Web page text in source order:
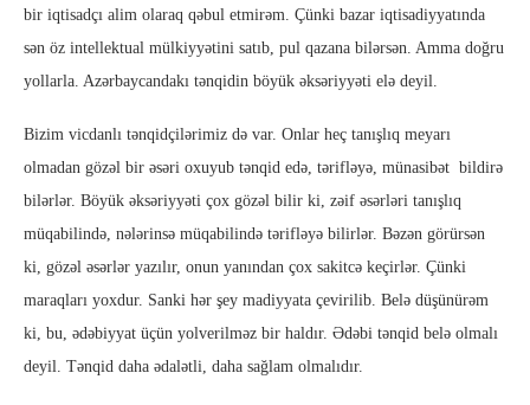
bir iqtisadçı alim olaraq qəbul etmirəm. Çünki bazar iqtisadiyyatında
sən öz intellektual mülkiyyətini satıb, pul qazana bilərsən. Amma doğru
yollarla. Azərbaycandakı tənqidin böyük əksəriyyəti elə deyil.
Bizim vicdanlı tənqidçilərimiz də var. Onlar heç tanışlıq meyarı
olmadan gözəl bir əsəri oxuyub tənqid edə, tərifləyə, münasibət bildirə
bilərlər. Böyük əksəriyyəti çox gözəl bilir ki, zəif əsərləri tanışlıq
müqabilində, nələrinsə müqabilində tərifləyə bilirlər. Bəzən görürsən
ki, gözəl əsərlər yazılır, onun yanından çox sakitcə keçirlər. Çünki
maraqları yoxdur. Sanki hər şey madiyyata çevirilib. Belə düşünürəm
ki, bu, ədəbiyyat üçün yolverilməz bir haldır. Ədəbi tənqid belə olmalı
deyil. Tənqid daha ədalətli, daha sağlam olmalıdır.